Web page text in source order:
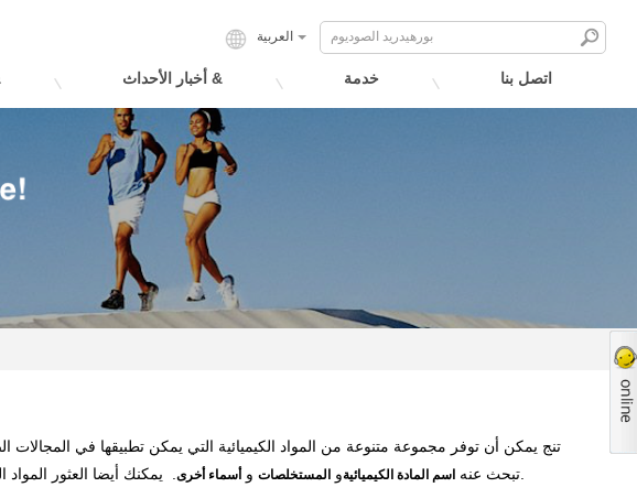
العربية
أخبار الأحداث & خدمة اتصل بنا
تنج يمكن أن توفر مجموعة متنوعة من المواد الكيميائية التي يمكن تطبيقها في المجالات
تبحث عنه اسم المادة الكيميائيةو المستخلصات و أسماء أخرى . يمكنك أيضا العثور المواد